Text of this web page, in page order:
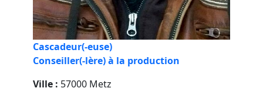
Cascadeur(-euse)
Conseiller(-lère) à la production
Ville : 57000 Metz